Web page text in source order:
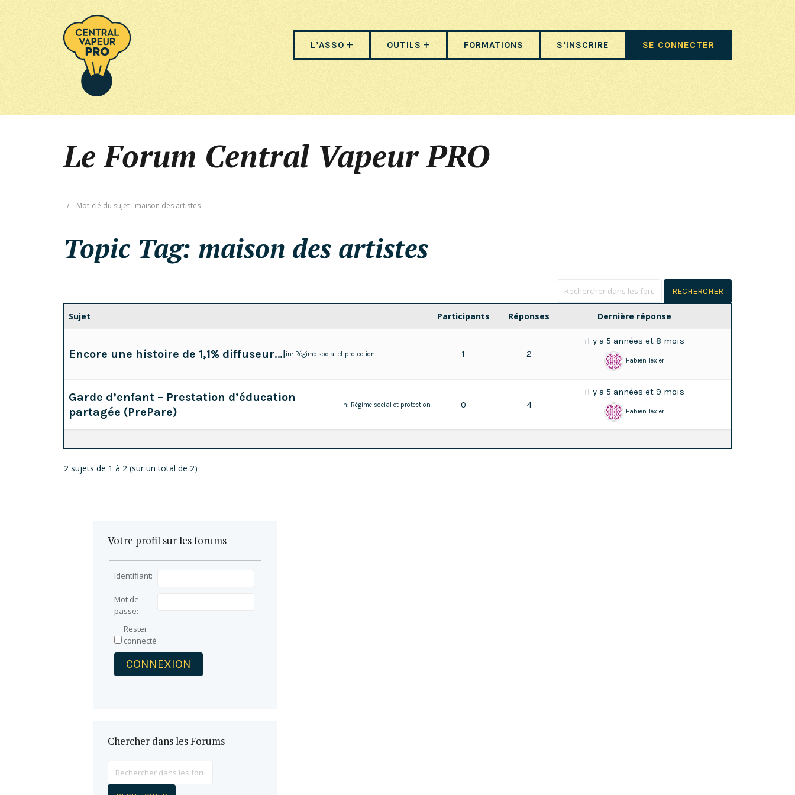
L’ASSO OUTILS FORMATIONS S’INSCRIRE SE CONNECTER
Le Forum Central Vapeur PRO
/ Mot-clé du sujet : maison des artistes
Topic Tag: maison des artistes
Sujet Participants Réponses Dernière réponse
Encore une histoire de 1,1% diffuseur…!in: Régime social et protection 1 2
il y a 5 années et 8 mois
Fabien Texier
Garde d’enfant – Prestation d’éducation
partagée (PrePare)
in: Régime social et protection 0 4
il y a 5 années et 9 mois
Fabien Texier
2 sujets de 1 à 2 (sur un total de 2)
Votre profil sur les forums
Identifiant:
Mot de
passe:
Rester
connecté
CONNEXION
Chercher dans les Forums